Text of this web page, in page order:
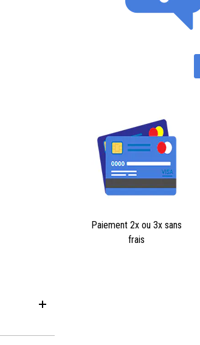
Paiement 2x ou 3x sans
frais